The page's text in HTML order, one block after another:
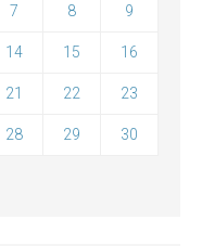
7 8 9
14 15 16
21 22 23
28 29 30